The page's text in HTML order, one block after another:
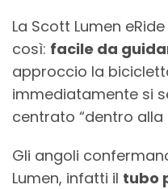
La Scott Lumen
così: facile da
approccio la
immediatamente si
centrato “dentro alla
Gli angoli
Lumen, infatti il tubo